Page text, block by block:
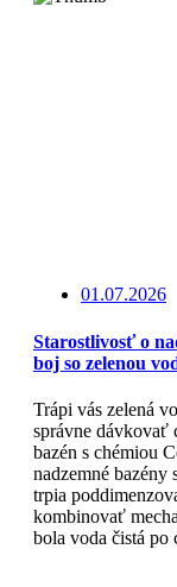
01.07.2026
Starostlivosť o
boj so zelenou
Trápi vás zelená
správne
bazén s chémiou
nadzemné bazény
trpia
kombinovať
bola voda čistá po